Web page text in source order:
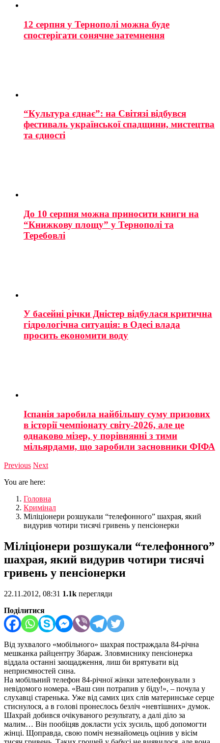
12 серпня у Тернополі можна буде
спостерігати сонячне затемнення
“Культура єднає”: на Світязі відбувся
фестиваль української спадщини, мистецтва
та єдності
До 10 серпня можна приносити книги на
“Книжкову площу” у Тернополі та
Теребовлі
У басейні річки Дністер відбулася критична
гідрологічна ситуація: в Одесі влада
просить економити воду
Іспанія заробила найбільшу суму призових
в історії чемпіонату світу-2026, але це
однаково мізер, у порівнянні з тими
мільярдами, що заробили засновники ФІФА
Previous Next
You are here:
Головна
Кримінал
Міліціонери розшукали “телефонного” шахрая, який
видурив чотири тисячі гривень у пенсіонерки
Міліціонери розшукали “телефонного”
шахрая, який видурив чотири тисячі
гривень у пенсіонерки
22.11.2012, 08:31 1.1k перегляди
Поділитися
Від зухвалого «мобільного» шахрая постраждала 84-річна
мешканка райцентру Збараж. Зловмиснику пенсіонерка
віддала останні заощадження, лиш би врятувати від
неприємностей сина.
На мобільний телефон 84-річної жінки зателефонували з
невідомого номера. «Ваш син потрапив у біду!», – почула у
слухавці старенька. Уже від самих цих слів материнське серце
стиснулося, а в голові пронеслось безліч «невтішних» думок.
Шахрай добився очікуваного результату, а далі діло за
малим… Він пообіцяв докласти усіх зусиль, щоб допомогти
жінці. Щоправда, свою поміч незнайомець оцінив у вісім